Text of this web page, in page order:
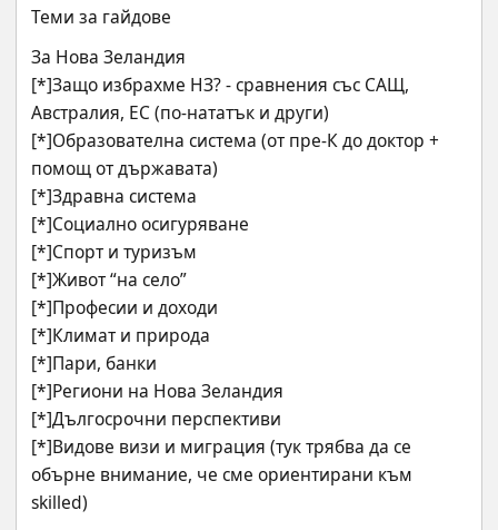
Теми за гайдове
За Нова Зеландия
[*]Защо избрахме НЗ? - сравнения със САЩ,
Австралия, ЕС (по-нататък и други)
[*]Образователна система (от пре-К до доктор +
помощ от държавата)
[*]Здравна система
[*]Социално осигуряване
[*]Спорт и туризъм
[*]Живот “на село”
[*]Професии и доходи
[*]Климат и природа
[*]Пари, банки
[*]Региони на Нова Зеландия
[*]Дългосрочни перспективи
[*]Видове визи и миграция (тук трябва да се
обърне внимание, че сме ориентирани към
skilled)